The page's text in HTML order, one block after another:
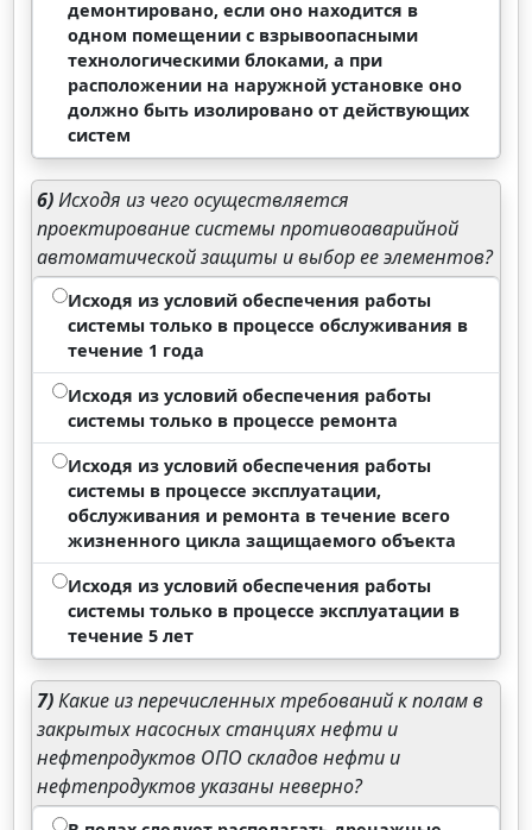
демонтировано, если оно находится в
одном помещении с взрывоопасными
технологическими блоками, а при
расположении на наружной установке оно
должно быть изолировано от действующих
систем
6)Исходя из чего осуществляется
проектирование системы противоаварийной
автоматической защиты и выбор ее элементов?
Исходя из условий обеспечения работы
системы только в процессе обслуживания в
течение 1 года
Исходя из условий обеспечения работы
системы только в процессе ремонта
Исходя из условий обеспечения работы
системы в процессе эксплуатации,
обслуживания и ремонта в течение всего
жизненного цикла защищаемого объекта
Исходя из условий обеспечения работы
системы только в процессе эксплуатации в
течение 5 лет
7)Какие из перечисленных требований к полам в
закрытых насосных станциях нефти и
нефтепродуктов ОПО складов нефти и
нефтепродуктов указаны неверно?